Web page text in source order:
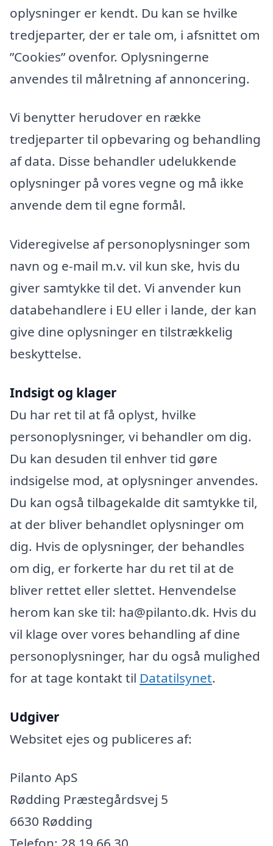
oplysninger er kendt. Du kan se hvilke
tredjeparter, der er tale om, i afsnittet om
”Cookies” ovenfor. Oplysningerne
anvendes til målretning af annoncering.
Vi benytter herudover en række
tredjeparter til opbevaring og behandling
af data. Disse behandler udelukkende
oplysninger på vores vegne og må ikke
anvende dem til egne formål.
Videregivelse af personoplysninger som
navn og e-mail m.v. vil kun ske, hvis du
giver samtykke til det. Vi anvender kun
databehandlere i EU eller i lande, der kan
give dine oplysninger en tilstrækkelig
beskyttelse.
Indsigt og klager
Du har ret til at få oplyst, hvilke
personoplysninger, vi behandler om dig.
Du kan desuden til enhver tid gøre
indsigelse mod, at oplysninger anvendes.
Du kan også tilbagekalde dit samtykke til,
at der bliver behandlet oplysninger om
dig. Hvis de oplysninger, der behandles
om dig, er forkerte har du ret til at de
bliver rettet eller slettet. Henvendelse
herom kan ske til: ha@pilanto.dk. Hvis du
vil klage over vores behandling af dine
personoplysninger, har du også mulighed
for at tage kontakt til Datatilsynet.
Udgiver
Websitet ejes og publiceres af:
Pilanto ApS
Rødding Præstegårdsvej 5
6630 Rødding